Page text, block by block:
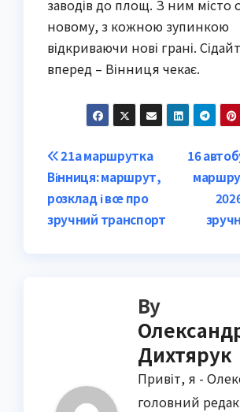
заводів до площ. З ним місто
новому, з кожною зупинкою
відкриваючи нові грані.
вперед – Вінниця чекає.
Post
navigation
16
21а маршрутка
Вінниця: маршрут,
розклад і все про
зручний транспорт
By
Дихтярук
Привіт, я -
головний